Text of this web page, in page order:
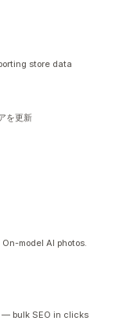
store data
を更新
model AI photos.
bulk SEO in clicks